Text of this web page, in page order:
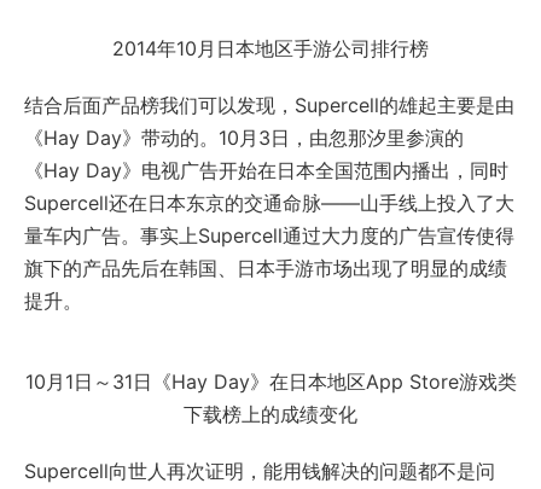
2014年10月日本地区手游公司排行榜
结合后面产品榜我们可以发现，Supercell的雄起主要是由
《Hay Day》带动的。10月3日，由忽那汐里参演的
《Hay Day》电视广告开始在日本全国范围内播出，同时
Supercell还在日本东京的交通命脉——山手线上投入了大
量车内广告。事实上Supercell通过大力度的广告宣传使得
旗下的产品先后在韩国、日本手游市场出现了明显的成绩
提升。
10月1日～31日《Hay Day》在日本地区App Store游戏类
下载榜上的成绩变化
Supercell向世人再次证明，能用钱解决的问题都不是问